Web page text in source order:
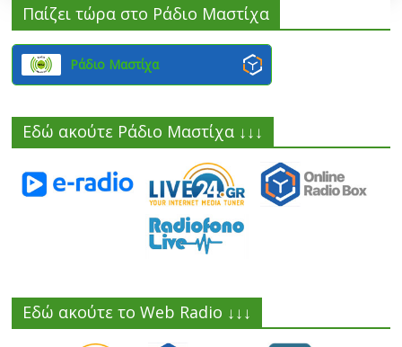
Παίζει τώρα στο Ράδιο Μαστίχα
Ράδιο Μαστίχα
Εδώ ακούτε Ράδιο Μαστίχα ↓↓↓
Εδώ ακούτε το Web Radio ↓↓↓